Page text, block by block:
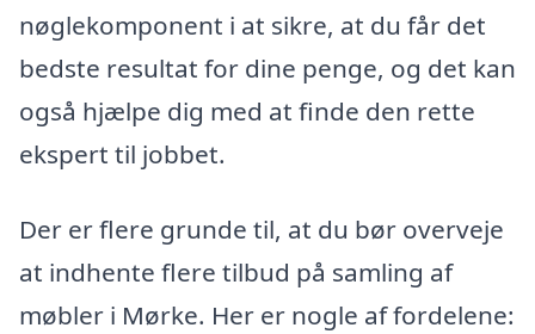
nøglekomponent i at sikre, at du får det
bedste resultat for dine penge, og det kan
også hjælpe dig med at finde den rette
ekspert til jobbet.
Der er flere grunde til, at du bør overveje
at indhente flere tilbud på samling af
møbler i Mørke. Her er nogle af fordelene: